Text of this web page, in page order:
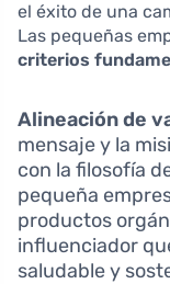
el éxito de una
Las pequeñas
criterios
Alineación de
mensaje y la
con la filosofía
pequeña
productos
influenciador
saludable y